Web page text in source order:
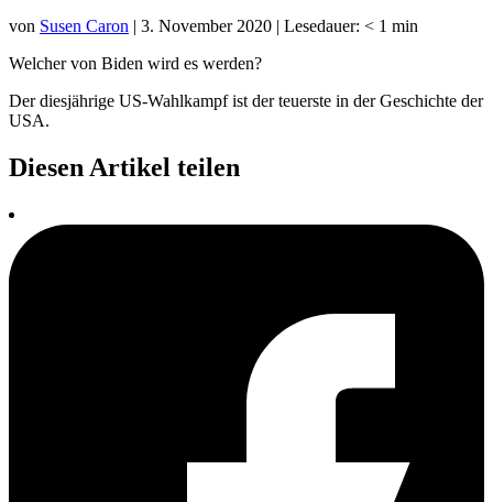
von Susen Caron | 3. November 2020 | Lesedauer: < 1 min
Welcher von Biden wird es werden?
Der diesjährige US-Wahlkampf ist der teuerste in der Geschichte der
USA.
Diesen Artikel teilen